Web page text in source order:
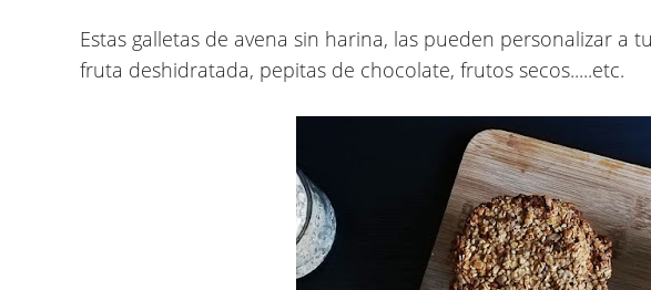
Estas galletas de avena sin harina, las pueden personalizar a
fruta deshidratada, pepitas de chocolate, frutos secos.....etc.